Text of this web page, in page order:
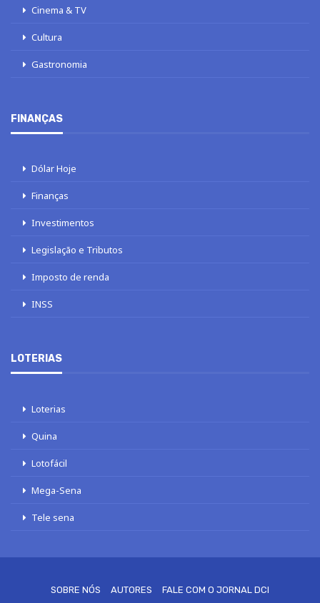
Cinema & TV
Cultura
Gastronomia
FINANÇAS
Dólar Hoje
Finanças
Investimentos
Legislação e Tributos
Imposto de renda
INSS
LOTERIAS
Loterias
Quina
Lotofácil
Mega-Sena
Tele sena
SOBRE NÓS AUTORES
FALE COM O JORNAL DCI